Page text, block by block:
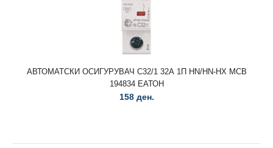
АВТОМАТСКИ ОСИГУРУВАЧ C25/3-HX 25А 3П HN/HN-HX
MCB 195093 ЕАТОН..
АВТОМАТСКИ ОСИГУРУВАЧ C32/1 32А 1П HN/HN-HX MCB
194834 ЕАТОН
158 ден.